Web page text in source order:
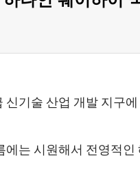
기술 산업 개발 지구
는 시원해서 전영적인